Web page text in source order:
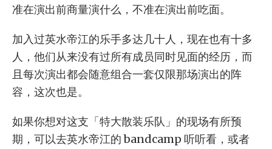
准在演出前商量演什么，不准在演出前吃面。
加入过英水帝江的乐手多达几十人，现在也有十多
人，他们从来没有过所有成员同时见面的经历，而
且每次演出都会随意组合一套仅限那场演出的阵
容，这次也是。
如果你想对这支「特大散装乐队」的现场有所预
期，可以去英水帝江的 bandcamp 听听看，或者